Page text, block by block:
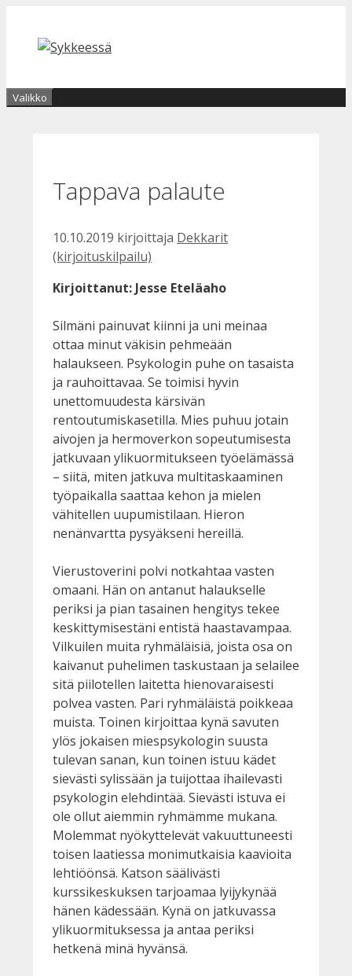
sisältöön
Valikko
Tappava palaute
10.10.2019 kirjoittaja Dekkarit
(kirjoituskilpailu)
Kirjoittanut: Jesse Eteläaho
Silmäni painuvat kiinni ja uni meinaa
ottaa minut väkisin pehmeään
halaukseen. Psykologin puhe on tasaista
ja rauhoittavaa. Se toimisi hyvin
unettomuudesta kärsivän
rentoutumiskasetilla. Mies puhuu jotain
aivojen ja hermoverkon sopeutumisesta
jatkuvaan ylikuormitukseen työelämässä
– siitä, miten jatkuva multitaskaaminen
työpaikalla saattaa kehon ja mielen
vähitellen uupumistilaan. Hieron
nenänvartta pysyäkseni hereillä.
Vierustoverini polvi notkahtaa vasten
omaani. Hän on antanut halaukselle
periksi ja pian tasainen hengitys tekee
keskittymisestäni entistä haastavampaa.
Vilkuilen muita ryhmäläisiä, joista osa on
kaivanut puhelimen taskustaan ja selailee
sitä piilotellen laitetta hienovaraisesti
polvea vasten. Pari ryhmäläistä poikkeaa
muista. Toinen kirjoittaa kynä savuten
ylös jokaisen miespsykologin suusta
tulevan sanan, kun toinen istuu kädet
sievästi sylissään ja tuijottaa ihailevasti
psykologin elehdintää. Sievästi istuva ei
ole ollut aiemmin ryhmämme mukana.
Molemmat nyökyttelevät vakuuttuneesti
toisen laatiessa monimutkaisia kaavioita
lehtiöönsä. Katson säälivästi
kurssikeskuksen tarjoamaa lyijykynää
hänen kädessään. Kynä on jatkuvassa
ylikuormituksessa ja antaa periksi
hetkenä minä hyvänsä.